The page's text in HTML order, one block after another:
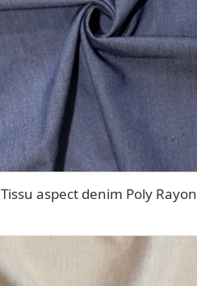
Tissu aspect denim Poly Rayon